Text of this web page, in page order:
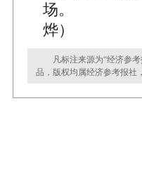
场
烨）
凡标注来源为“经济参考
品，版权均属经济参考报社